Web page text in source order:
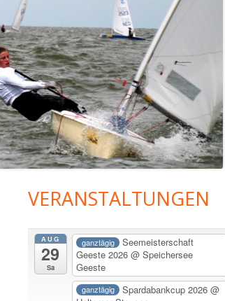
Haupt-
Seitenleiste
VERANSTALTUNGEN
AUG
29
Sa
ganztägig
Seemeisterschaft
Geeste 2026 @ Speichersee
Geeste
ganztägig Spardabankcup 2026@